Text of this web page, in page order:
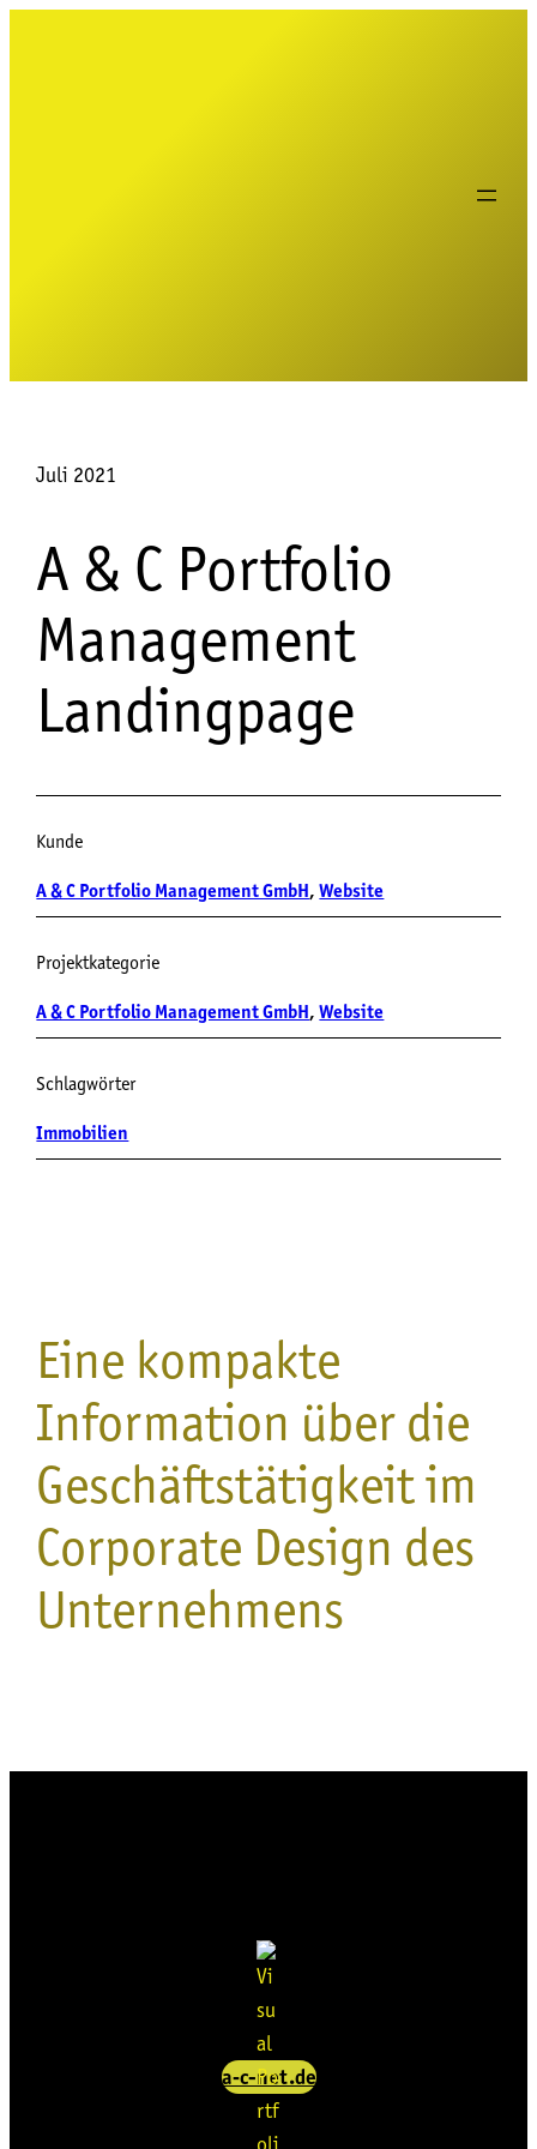
Juli 2021
A & C Portfolio
Management
Landingpage
Kunde
A & C Portfolio Management GmbH, Website
Projektkategorie
A & C Portfolio Management GmbH, Website
Schlagwörter
Immobilien
Eine kompakte
Information über die
Geschäftstätigkeit im
Corporate Design des
Unternehmens
a‑c-net.de